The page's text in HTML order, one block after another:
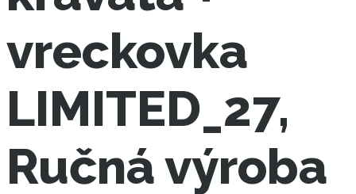
vreckovka
LIMITED_27,
Ručná výroba